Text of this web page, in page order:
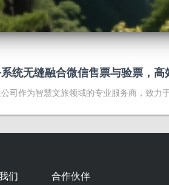
统无缝融合微信售票与验票，
司作为智慧文旅领域的专业服务商，致力
们 合作伙伴